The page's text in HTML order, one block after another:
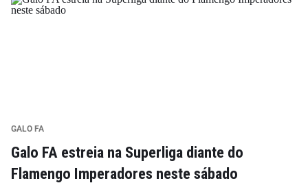
GALO FA
Galo FA estreia na Superliga diante do
Flamengo Imperadores neste sábado